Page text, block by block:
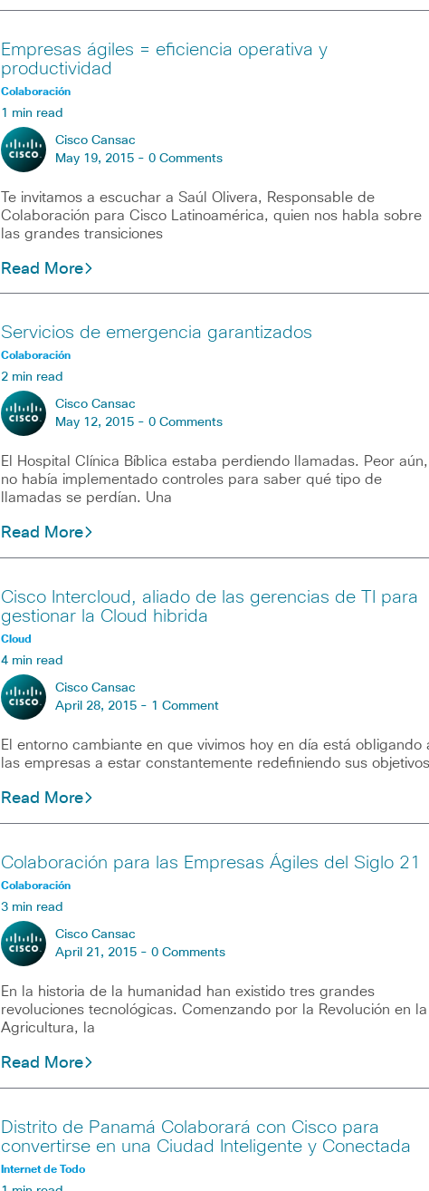
Empresas ágiles = eficiencia operativa y
productividad
Colaboración
1 min read
Cisco Cansac
May 19, 2015 - 0 Comments
Te invitamos a escuchar a Saúl Olivera, Responsable de
Colaboración para Cisco Latinoamérica, quien nos habla sobre
las grandes transiciones
Read More
Servicios de emergencia garantizados
Colaboración
2 min read
Cisco Cansac
May 12, 2015 - 0 Comments
El Hospital Clínica Bíblica estaba perdiendo llamadas. Peor aún,
no había implementado controles para saber qué tipo de
llamadas se perdían. Una
Read More
Cisco Intercloud, aliado de las gerencias de TI para
gestionar la Cloud hibrida
Cloud
4 min read
Cisco Cansac
April 28, 2015 - 1 Comment
El entorno cambiante en que vivimos hoy en día está obligando
las empresas a estar constantemente redefiniendo sus objetivos
Read More
Colaboración para las Empresas Ágiles del Siglo 21
Colaboración
3 min read
Cisco Cansac
April 21, 2015 - 0 Comments
En la historia de la humanidad han existido tres grandes
revoluciones tecnológicas. Comenzando por la Revolución en la
Agricultura, la
Read More
Distrito de Panamá Colaborará con Cisco para
convertirse en una Ciudad Inteligente y Conectada
Internet de Todo